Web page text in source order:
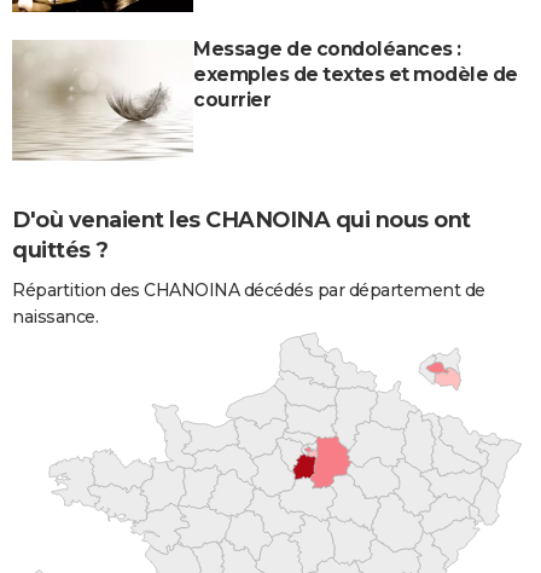
Message de condoléances :
exemples de textes et modèle de
courrier
D'où venaient les CHANOINA qui nous ont
quittés ?
Répartition des CHANOINA décédés par département de
naissance.